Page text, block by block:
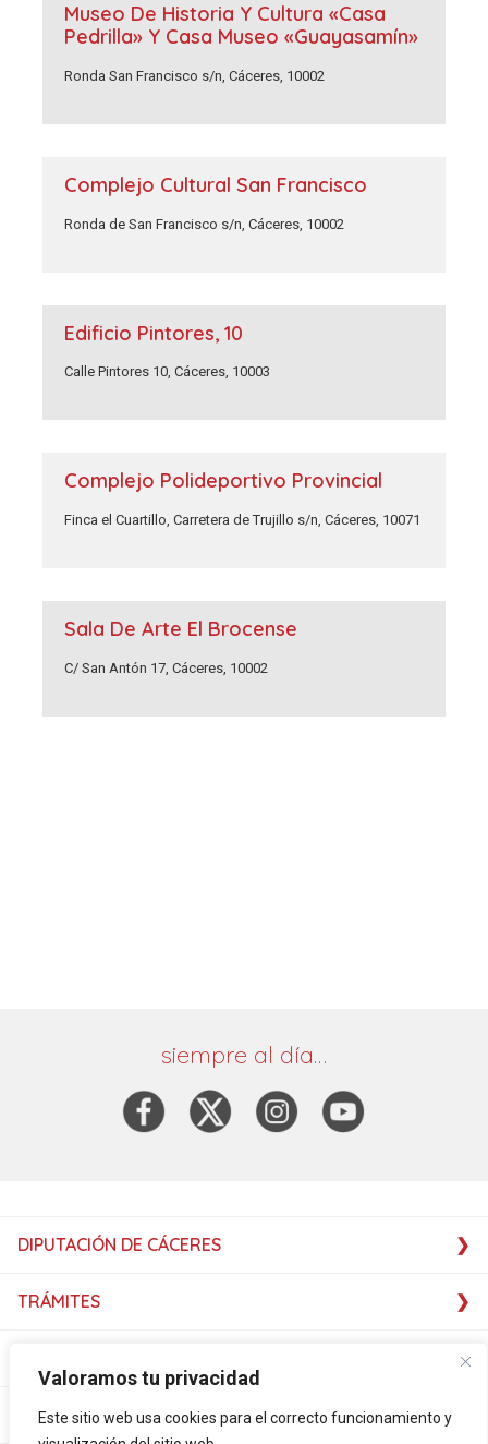
Valoramos tu privacidad
Este sitio web usa cookies para el correcto funcionamiento y
Museo De Historia Y Cultura «Casa
Pedrilla» Y Casa Museo «Guayasamín»
Ronda San Francisco s/n, Cáceres, 10002
Complejo Cultural San Francisco
Ronda de San Francisco s/n, Cáceres, 10002
Edificio Pintores, 10
Calle Pintores 10, Cáceres, 10003
Complejo Polideportivo Provincial
Finca el Cuartillo, Carretera de Trujillo s/n, Cáceres, 10071
Sala De Arte El Brocense
C/ San Antón 17, Cáceres, 10002
siempre al día…
DIPUTACIÓN DE CÁCERES
TRÁMITES
SERVICIOS